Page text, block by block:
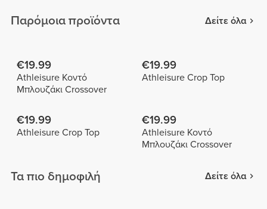
Παρόμοια προϊόντα Δείτε όλα
€19.99
Athleisure Κοντό
Μπλουζάκι Crossover
€19.99
Athleisure Crop Top
€19.99
Athleisure Crop Top
€19.99
Athleisure Κοντό
Μπλουζάκι Crossover
Τα πιο δημοφιλή Δείτε όλα